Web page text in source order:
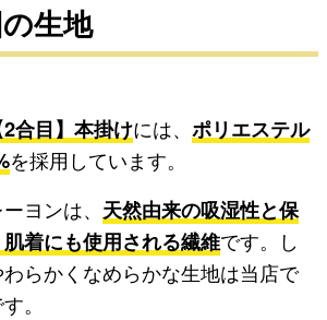
生地
合目】本掛けには、ポリエステル
を採用しています。
ヨンは、 天然由来の吸湿性と保
着にも使用される繊維です。し
らかくなめらかな生地は当店で
。